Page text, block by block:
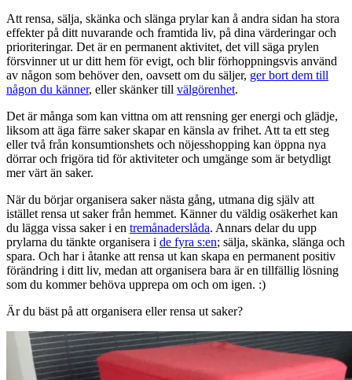
Att rensa, sälja, skänka och slänga prylar kan å andra sidan ha stora
effekter på ditt nuvarande och framtida liv, på dina värderingar och
prioriteringar. Det är en permanent aktivitet, det vill säga prylen
försvinner ut ur ditt hem för evigt, och blir förhoppningsvis använd
av någon som behöver den, oavsett om du säljer, ger bort dem till
någon du känner, eller skänker till välgörenhet.
Det är många som kan vittna om att rensning ger energi och glädje,
liksom att äga färre saker skapar en känsla av frihet. Att ta ett steg
eller två från konsumtionshets och nöjesshopping kan öppna nya
dörrar och frigöra tid för aktiviteter och umgänge som är betydligt
mer värt än saker.
När du börjar organisera saker nästa gång, utmana dig själv att
istället rensa ut saker från hemmet. Känner du väldig osäkerhet kan
du lägga vissa saker i en tremånaderslåda. Annars delar du upp
prylarna du tänkte organisera i de fyra s:en; sälja, skänka, slänga och
spara. Och har i åtanke att rensa ut kan skapa en permanent positiv
förändring i ditt liv, medan att organisera bara är en tillfällig lösning
som du kommer behöva upprepa om och om igen. :)
Är du bäst på att organisera eller rensa ut saker?